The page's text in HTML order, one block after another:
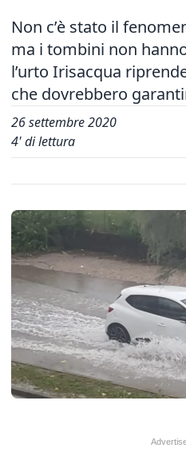
Non c’è stato il
ma i tombini non
l’urto Irisacqua
che dovrebbero
26 settembre 2020
4' di lettura